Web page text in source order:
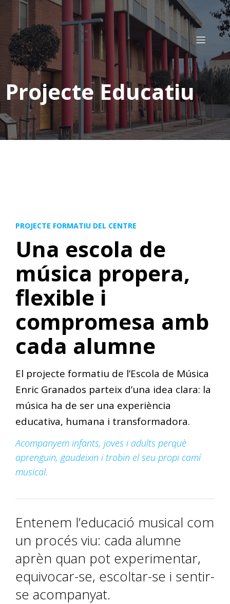
Projecte Educatiu
PROJECTE FORMATIU DEL CENTRE
Una escola de
música propera,
flexible i
compromesa amb
cada alumne
El projecte formatiu de l’Escola de Música
Enric Granados parteix d’una idea clara: la
música ha de ser una experiència
educativa, humana i transformadora.
Acompanyem infants, joves i adults perquè
aprenguin, gaudeixin i trobin el seu propi camí
musical.
Entenem l’educació musical com
un procés viu: cada alumne
aprèn quan pot experimentar,
equivocar-se, escoltar-se i sentir-
se acompanyat.